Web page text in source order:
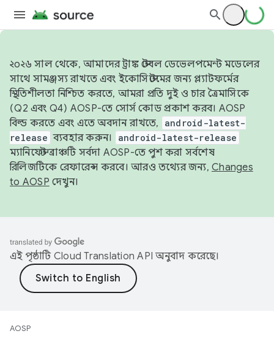
২০২৬ সাল থেকে, আমাদের ট্রাঙ্ক স্টেবল ডেভেলপমেন্ট মডেলের
সাথে সামঞ্জস্য রাখতে এবং ইকোসিস্টেমের জন্য প্ল্যাটফর্মের
স্থিতিশীলতা নিশ্চিত করতে, আমরা প্রতি দুই ও চার ত্রৈমাসিকে
(Q2 এবং Q4) AOSP-তে সোর্স কোড প্রকাশ করব। AOSP
বিল্ড করতে এবং এতে অবদান রাখতে,
android-latest-
release ব্যবহার করুন। android-latest-release
ম্যানিফেস্ট ব্রাঞ্চটি সর্বদা AOSP-তে পুশ করা সর্বশেষ
রিলিজটিকে রেফারেন্স করবে। আরও তথ্যের জন্য, Changes
to AOSP দেখুন।
এই পৃষ্ঠাটি Cloud Translation API অনুবাদ করেছে।
AOSP